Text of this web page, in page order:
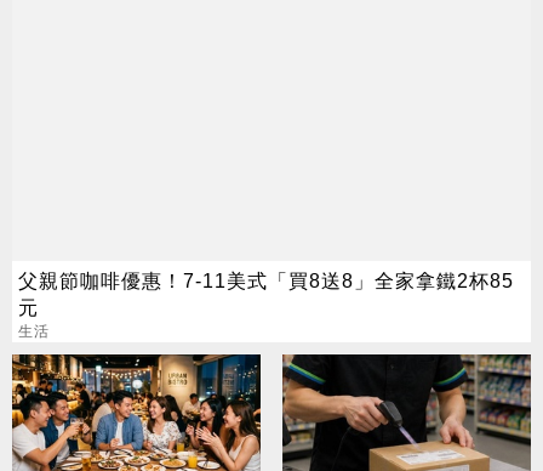
父親節咖啡優惠！7-11美式「買8送8」全家拿鐵2杯85
元
生活